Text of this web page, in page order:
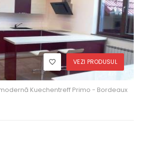
VEZI PRODUSUL
Kuechentreff Primo - Bordeaux